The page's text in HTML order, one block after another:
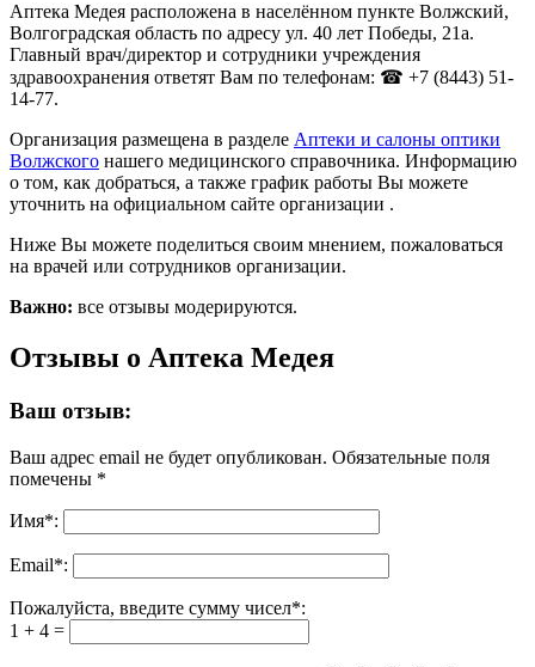
Аптека Медея расположена в населённом пункте Волжский,
Волгоградская область по адресу ул. 40 лет Победы, 21а.
Главный врач/директор и сотрудники учреждения
здравоохранения ответят Вам по телефонам: ☎ +7 (8443) 51-
14-77.
Организация размещена в разделе Аптеки и салоны оптики
Волжского нашего медицинского справочника. Информацию
о том, как добраться, а также график работы Вы можете
уточнить на официальном сайте организации .
Ниже Вы можете поделиться своим мнением, пожаловаться
на врачей или сотрудников организации.
Важно: все отзывы модерируются.
Отзывы о Аптека Медея
Ваш отзыв:
Ваш адрес email не будет опубликован. Обязательные поля
помечены *
Имя*:
Email*:
Пожалуйста, введите сумму чисел*:
1 + 4 =